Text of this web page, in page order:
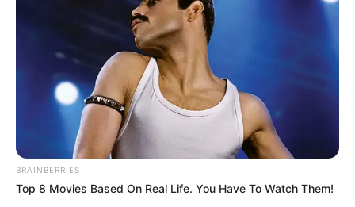
TEMAS RELACIONADOS
CONTROLES POLICIALES
MANTÉNGASE EN ALERTA
interesan. Para estar bien informado, por
favor, active las notificaciones de Alerta.
BRAINBERRIES
Top 8 Movies Based On Real Life. You Have To Watch Them!